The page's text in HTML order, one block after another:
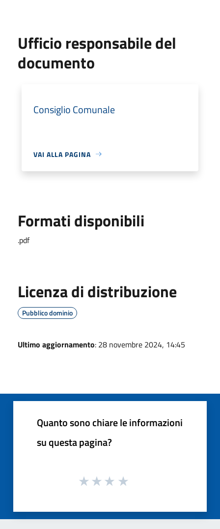
Ufficio responsabile del
documento
Consiglio Comunale
VAI ALLA PAGINA
Formati disponibili
.pdf
Licenza di distribuzione
Pubblico dominio
Ultimo aggiornamento: 28 novembre 2024, 14:45
Quanto sono chiare le informazioni
su questa pagina?